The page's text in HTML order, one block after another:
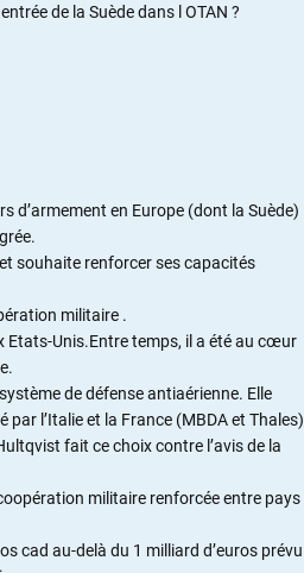
de la Suède dans l OTAN ?
d’armement en Europe (dont la Suède)
souhaite renforcer ses capacités
militaire .
Etats-Unis.Entre temps, il a été au cœur
de défense antiaérienne. Elle
l’Italie et la France (MBDA et Thales)
fait ce choix contre l’avis de la
militaire renforcée entre pays
cad au-delà du 1 milliard d’euros prévu